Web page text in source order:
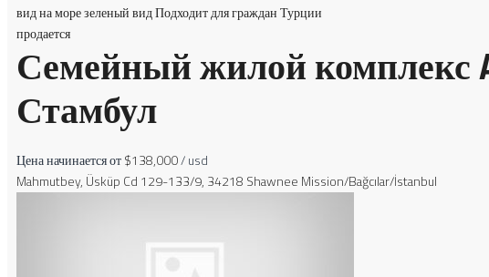
вид на морезеленый видПодходит для граждан Турции
продается
Семейный жилой комплекс
Стамбул
Цена начинается от$138,000/ usd
Mahmutbey, Üsküp Cd 129-133/9, 34218 Shawnee Mission/Bağcılar/İstanbul